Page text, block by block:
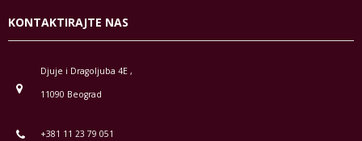
KONTAKTIRAJTE NAS
Djuje i Dragoljuba 4E ,
11090 Beograd
+381 11 23 79 051